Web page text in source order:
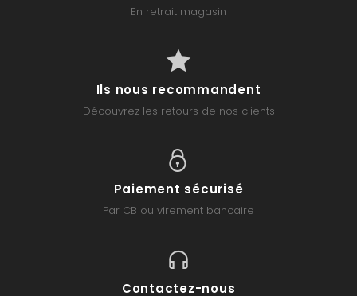
En retrait magasin
Ils nous recommandent
Découvrez les retours de nos clients
Paiement sécurisé
Par CB ou virement bancaire
Contactez-nous